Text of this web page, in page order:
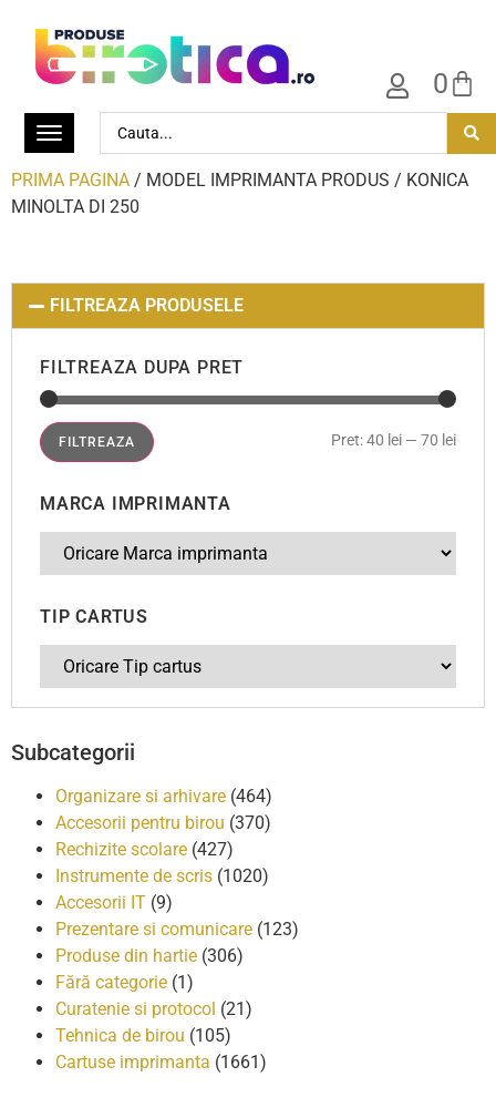
0
PRIMA PAGINA / MODEL IMPRIMANTA PRODUS / KONICA
MINOLTA DI 250
FILTREAZA PRODUSELE
FILTREAZA DUPA PRET
FILTREAZA Pret:40 lei — 70 lei
MARCA IMPRIMANTA
TIP CARTUS
Subcategorii
Organizare si arhivare (464)
Accesorii pentru birou (370)
Rechizite scolare (427)
Instrumente de scris (1020)
Accesorii IT (9)
Prezentare si comunicare (123)
Produse din hartie (306)
Fără categorie (1)
Curatenie si protocol (21)
Tehnica de birou (105)
Cartuse imprimanta (1661)